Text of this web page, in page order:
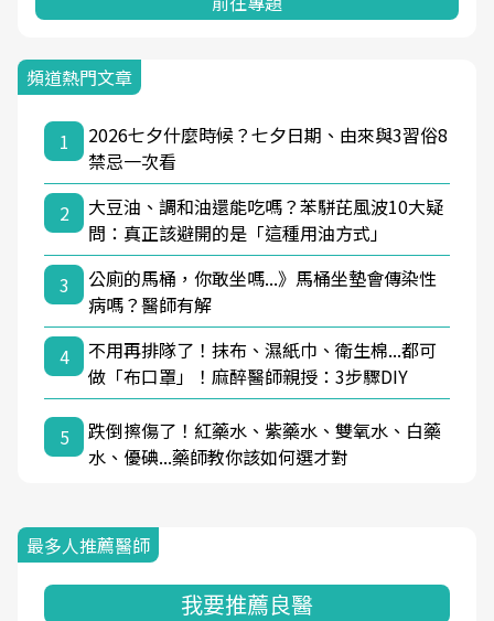
頻道熱門文章
1
2026七夕什麼時候？七夕日期、由來與3習俗8
禁忌一次看
2
大豆油、調和油還能吃嗎？苯駢芘風波10大疑
問：真正該避開的是「這種用油方式」
3
公廁的馬桶，你敢坐嗎...》馬桶坐墊會傳染性
病嗎？醫師有解
4
不用再排隊了！抹布、濕紙巾、衛生棉...都可
做「布口罩」！麻醉醫師親授：3步驟DIY
5
跌倒擦傷了！紅藥水、紫藥水、雙氧水、白藥
水、優碘...藥師教你該如何選才對
最多人推薦醫師
我要推薦良醫